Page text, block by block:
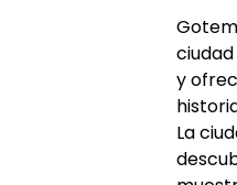
y
La